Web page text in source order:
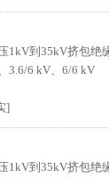
1kV到35kV挤包绝
3.6/6 kV、6/6 kV
]
1kV到35kV挤包绝